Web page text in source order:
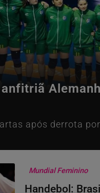
após derrota
Mundial Feminino
Handebol: